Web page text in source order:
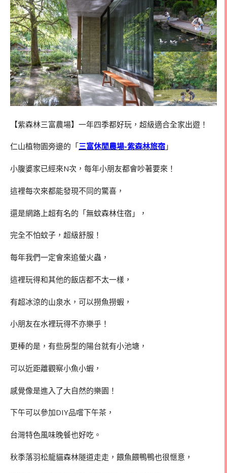
【紫森林三富農場】一年四季都好玩，超級適合全家出遊！
仁山植物園旁邊的「三富休閒農場-紫森林旅宿 」
小腹婆家已經來N次，每年小朋友都會吵著要來！
這裡每次來都能發現不同的驚喜，
還是網路上超有名的「無蚊森林住宿」，
完全不怕蚊子，超級舒服！
每年我們一定會來追螢火蟲，
這裡玩得和其他的飯店都不太一樣，
有超冰涼的山泉水，可以撈魚撈蝦，
小朋友在水裡玩得不亦樂乎！
更棒的是，有些房型的陽台就有小池塘，
可以近距離觀察小魚小蝦，
感覺像是進入了大自然的樂園！
下午可以參加DIY品嚐下午茶，
台灣特色風味晚餐也好吃。
秋季落羽松龍貓森林隧道走走，餵魚餵鴨鴨也很愜意，